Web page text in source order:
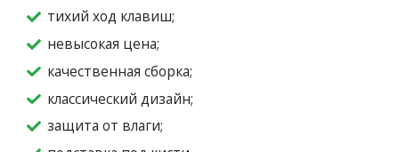
тихий ход клавиш;
невысокая цена;
качественная сборка;
классический дизайн;
защита от влаги;